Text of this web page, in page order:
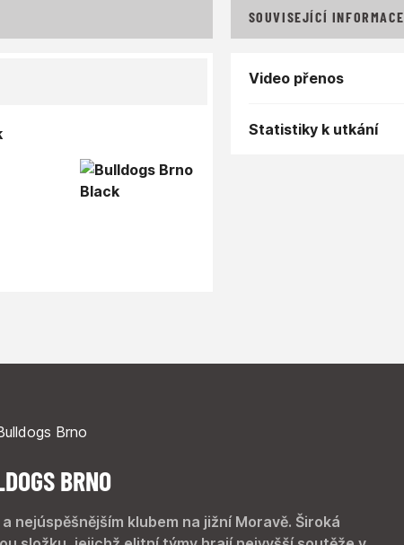
SOUVISEJÍCÍ INFORMACE
Video přenos
Statistiky k utkání
BRNO
nejúspěšnějším klubem na jižní Moravě. Široká